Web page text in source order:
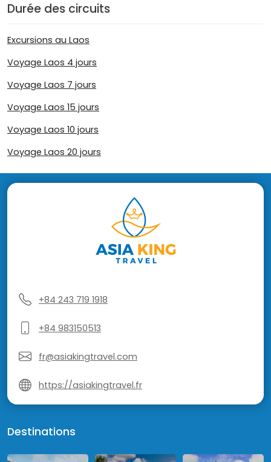
Durée des circuits
Excursions au Laos
Voyage Laos 4 jours
Voyage Laos 7 jours
Voyage Laos 15 jours
Voyage Laos 10 jours
Voyage Laos 20 jours
+84 243 719 1918
+84 983150513
fr@asiakingtravel.com
https://asiakingtravel.fr
Destinations